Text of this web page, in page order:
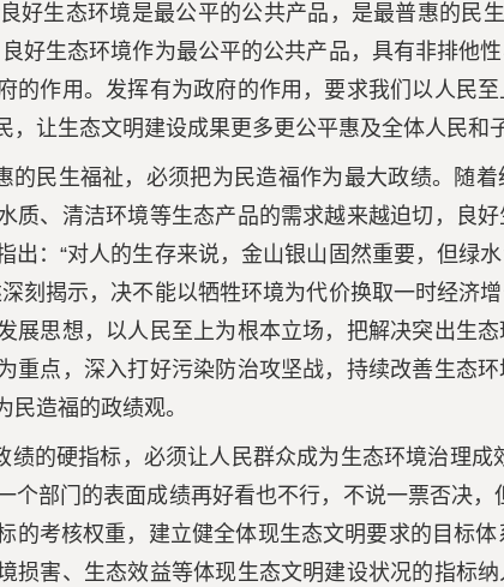
好生态环境是最公平的公共产品，是最普惠的民
好生态环境作为最公平的公共产品，具有非排他
的作用。发挥有为政府的作用，要求我们以人民
，让生态文明建设成果更多更公平惠及全体人民和
的民生福祉，必须把为民造福作为最大政绩。随
质、清洁环境等生态产品的需求越来越迫切，良
出：“对人的生存来说，金山银山固然重要，但绿
刻揭示，决不能以牺牲环境为代价换取一时经济
展思想，以人民至上为根本立场，把解决突出生
重点，深入打好污染防治攻坚战，持续改善生态
民造福的政绩观。
绩的硬指标，必须让人民群众成为生态环境治理
个部门的表面成绩再好看也不行，不说一票否决
的考核权重，建立健全体现生态文明要求的目标
损害、生态效益等体现生态文明建设状况的指标